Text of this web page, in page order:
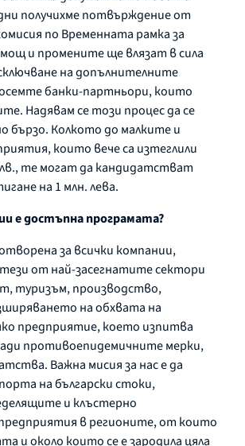
получихме потвърждение от
по Временната рамка за
и промените ще влязат в сила
на допълнителните
банки-партньори, които
Надявам се този процес да се
бързо. Колкото до малките и
които вече са изтеглили
лв., те могат да кандидатстват
на 1 млн. лева.
е достъпна програмата?
за всички компании,
от най-засегнатите сектори
туризъм, производство,
на обхвата на
предприятие, което изпитва
противоепидемичните мерки,
Важна мисия за нас е да
на български стоки,
и клъстерно
в регионите, от които
и около които се е зародила цяла